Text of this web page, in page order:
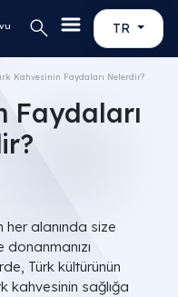
TR
Kahvesinin Faydaları Nelerdir?
Faydaları
her alanında size
Türk kültürünün
kahvesinin sağlığa